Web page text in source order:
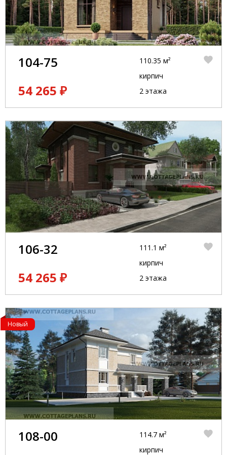
104-75
54 265 ₽
110.35 м²
кирпич
2 этажа
106-32
54 265 ₽
111.1 м²
кирпич
2 этажа
Новый
108-00
114.7 м²
кирпич